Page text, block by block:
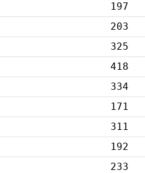
197
203
325
418
334
171
311
192
233